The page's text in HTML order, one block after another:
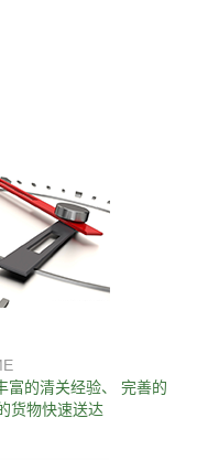
富的清关经验、 完善的
货物快速送达